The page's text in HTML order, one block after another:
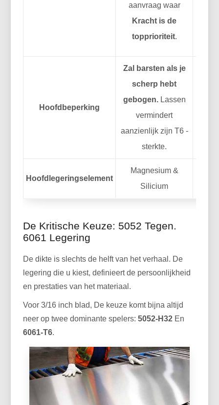
aanvraag waar
Kracht is de
topprioriteit.
Hoofdbeperking
Zal barsten als je
scherp hebt
gebogen.Lassen
vermindert
aanzienlijk zijn T6 -
sterkte.
Hoofdlegeringselement
Magnesium &
Silicium
De Kritische Keuze: 5052 Tegen.
6061 Legering
De dikte is slechts de helft van het verhaal. De
legering die u kiest, definieert de persoonlijkheid
en prestaties van het materiaal.
Voor 3/16 inch blad, De keuze komt bijna altijd
neer op twee dominante spelers:5052-H32 En
6061-T6.